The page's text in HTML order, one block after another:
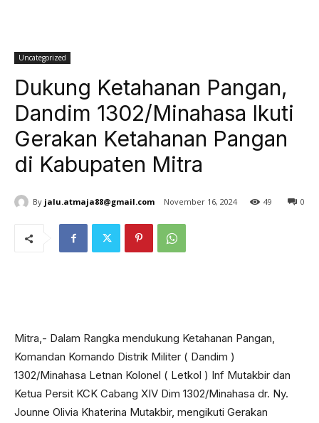
Uncategorized
Dukung Ketahanan Pangan,
Dandim 1302/Minahasa Ikuti
Gerakan Ketahanan Pangan
di Kabupaten Mitra
By jalu.atmaja88@gmail.com November 16, 2024 0
49
Mitra,- Dalam Rangka mendukung Ketahanan Pangan,
Komandan Komando Distrik Militer ( Dandim )
1302/Minahasa Letnan Kolonel ( Letkol ) Inf Mutakbir dan
Ketua Persit KCK Cabang XIV Dim 1302/Minahasa dr. Ny.
Jounne Olivia Khaterina Mutakbir, mengikuti Gerakan